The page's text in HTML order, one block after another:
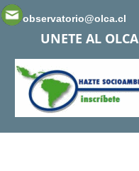
observatorio@olca.cl
UNETE AL OLCA